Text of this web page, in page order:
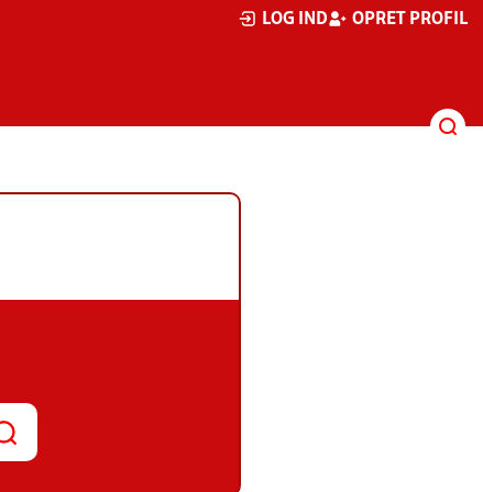
LOG IND OPRET PROFIL